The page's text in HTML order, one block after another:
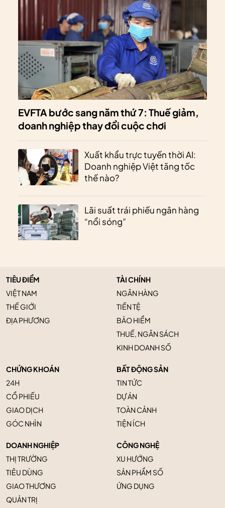
EVFTA bước sang năm thứ 7: Thuế giảm,
doanh nghiệp thay đổi cuộc chơi
Xuất khẩu trực tuyến thời AI:
Doanh nghiệp Việt tăng tốc
thế nào?
Lãi suất trái phiếu ngân hàng
“nổi sóng”
TIÊU ĐIỂM
VIỆT NAM
THẾ GIỚI
ĐỊA PHƯƠNG
TÀI CHÍNH
NGÂN HÀNG
TIỀN TỆ
BẢO HIỂM
THUẾ, NGÂN SÁCH
KINH DOANH SỐ
CHỨNG KHOÁN
24H
CỔ PHIẾU
GIAO DỊCH
GÓC NHÌN
BẤT ĐỘNG SẢN
TIN TỨC
DỰ ÁN
TOÀN CẢNH
TIỆN ÍCH
DOANH NGHIỆP
THỊ TRƯỜNG
TIÊU DÙNG
GIAO THƯƠNG
QUẢN TRỊ
CÔNG NGHỆ
XU HƯỚNG
SẢN PHẨM SỐ
ỨNG DỤNG